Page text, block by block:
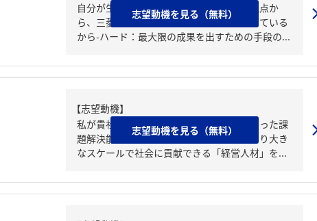
自分が生み出せる成果の最大化」という観点か
ら、三菱商事の規模の大きさに魅力を感じている
から-ハード：最大限の成果を出すための手段の...
志望動機を見る（無料）
【志望動機】
私が貴社を志望するのは、自身の研究で培った課
題解決能力とリーダーシップを活かし、より大き
なスケールで社会に貢献できる「経営人材」を...
志望動機を見る（無料）